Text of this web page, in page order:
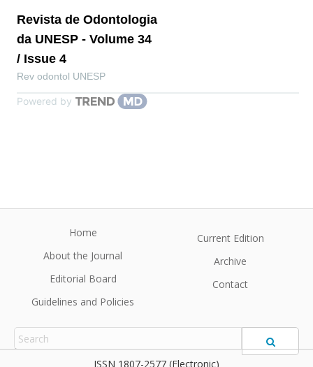
Revista de Odontologia
da UNESP - Volume 34
/ Issue 4
Rev odontol UNESP
Powered by
Home
About the Journal
Editorial Board
Guidelines and Policies
Current Edition
Archive
Contact
1807-2577 (Electronic)